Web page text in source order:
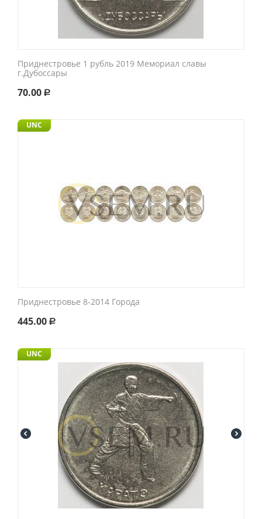
Приднестровье 1 рубль 2019 Мемориал славы
г.Дубоссары
70.00 Р
UNC
Приднестровье 8-2014 Города
445.00 Р
UNC